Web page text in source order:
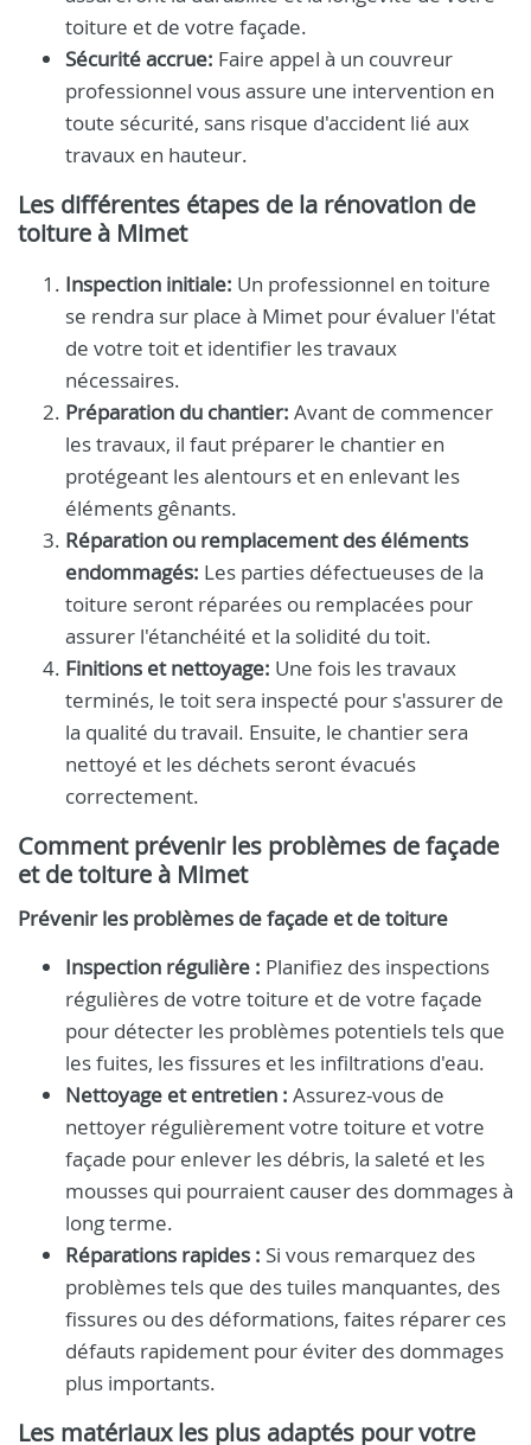
toiture et de votre façade.
Sécurité accrue: Faire appel à un couvreur
professionnel vous assure une intervention en
toute sécurité, sans risque d'accident lié aux
travaux en hauteur.
Les différentes étapes de la rénovation de
toiture à Mimet
Inspection initiale: Un professionnel en toiture
se rendra sur place à Mimet pour évaluer l'état
de votre toit et identifier les travaux
nécessaires.
Préparation du chantier: Avant de commencer
les travaux, il faut préparer le chantier en
protégeant les alentours et en enlevant les
éléments gênants.
Réparation ou remplacement des éléments
endommagés: Les parties défectueuses de la
toiture seront réparées ou remplacées pour
assurer l'étanchéité et la solidité du toit.
Finitions et nettoyage: Une fois les travaux
terminés, le toit sera inspecté pour s'assurer de
la qualité du travail. Ensuite, le chantier sera
nettoyé et les déchets seront évacués
correctement.
Comment prévenir les problèmes de façade
et de toiture à Mimet
Prévenir les problèmes de façade et de toiture
Inspection régulière : Planifiez des inspections
régulières de votre toiture et de votre façade
pour détecter les problèmes potentiels tels que
les fuites, les fissures et les infiltrations d'eau.
Nettoyage et entretien : Assurez-vous de
nettoyer régulièrement votre toiture et votre
façade pour enlever les débris, la saleté et les
mousses qui pourraient causer des dommages à
long terme.
Réparations rapides : Si vous remarquez des
problèmes tels que des tuiles manquantes, des
fissures ou des déformations, faites réparer ces
défauts rapidement pour éviter des dommages
plus importants.
Les matériaux les plus adaptés pour votre